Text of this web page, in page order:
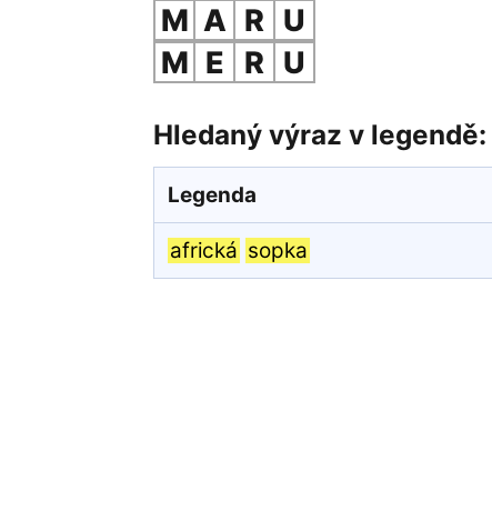
M A R U
M E R U
Hledaný výraz v legendě:
Legenda
africká sopka